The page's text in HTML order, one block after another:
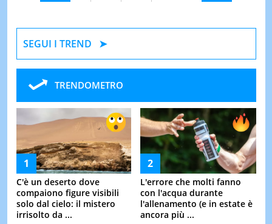
SEGUI I TREND
TRENDOMETRO
C'è un deserto dove
compaiono figure visibili
solo dal cielo: il mistero
irrisolto da ...
L'errore che molti fanno
con l'acqua durante
l'allenamento (e in estate è
ancora più ...